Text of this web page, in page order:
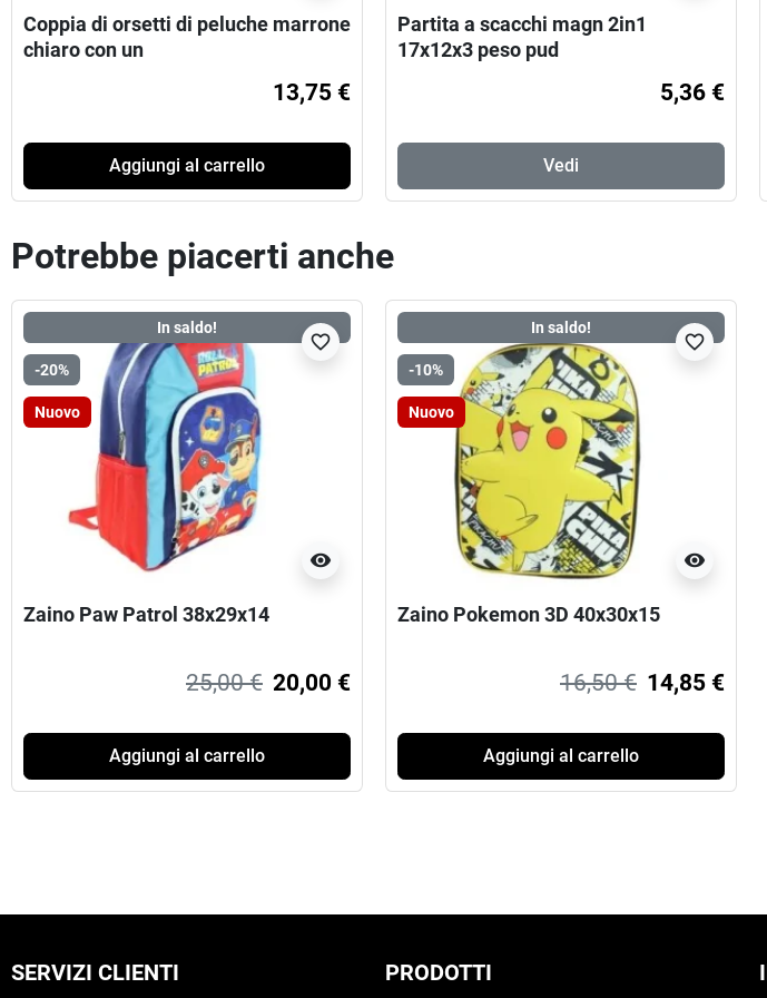
Coppia di orsetti di peluche marrone
chiaro con un
13,75 €
Aggiungi al carrello
Partita a scacchi magn 2in1
17x12x3 peso pud
5,36 €
Vedi
Potrebbe piacerti anche
In saldo!
-20%
Nuovo
visibility
favorite_border
Zaino Paw Patrol 38x29x14
25,00 € 20,00 €
Aggiungi al carrello
In saldo!
-10%
Nuovo
visibility
favorite_border
Zaino Pokemon 3D 40x30x15
16,50 € 14,85 €
Aggiungi al carrello
SERVIZI CLIENTI PRODOTTI